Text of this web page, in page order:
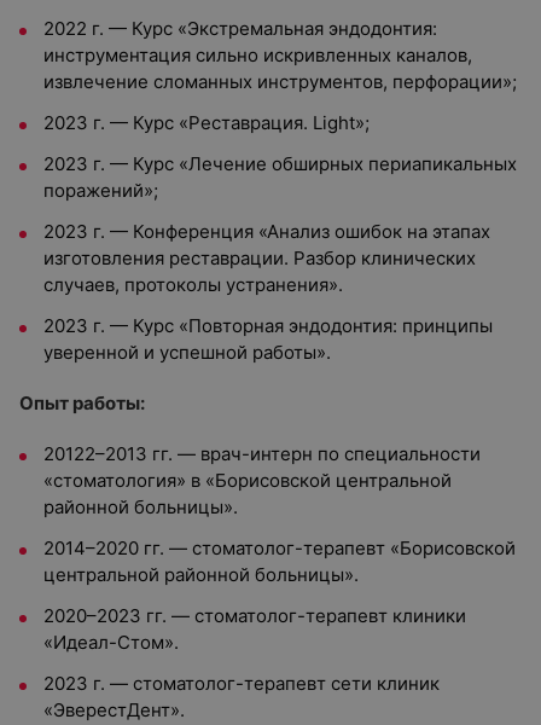
2022 г. — Курс «Экстремальная эндодонтия:
инструментация сильно искривленных каналов,
извлечение сломанных инструментов, перфорации»;
2023 г. — Курс «Реставрация. Light»;
2023 г. — Курс «Лечение обширных периапикальных
поражений»;
2023 г. — Конференция «Анализ ошибок на этапах
изготовления реставрации. Разбор клинических
случаев, протоколы устранения».
2023 г. — Курс «Повторная эндодонтия: принципы
уверенной и успешной работы».
Опыт работы:
20122–2013 гг. — врач-интерн по специальности
«стоматология» в «Борисовской центральной
районной больницы».
2014–2020 гг. — стоматолог-терапевт «Борисовской
центральной районной больницы».
2020–2023 гг. — стоматолог-терапевт клиники
«Идеал-Стом».
2023 г. — стоматолог-терапевт сети клиник
«ЭверестДент».